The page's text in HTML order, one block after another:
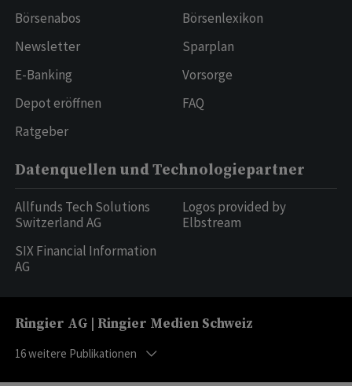
Börsenabos
Newsletter
E-Banking
Depot eröffnen
Ratgeber
Börsenlexikon
Sparplan
Vorsorge
FAQ
Datenquellen und Technologiepartner
Allfunds Tech Solutions
Switzerland AG
SIX Financial Information
AG
Logos provided by
Elbstream
Ringier AG | Ringier Medien Schweiz
16weitere Publikationen